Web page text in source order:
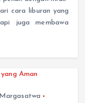
cara liburan yang
juga membawa